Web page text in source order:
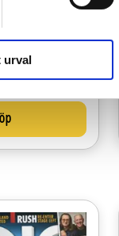
urval
Price:
33,90 kr